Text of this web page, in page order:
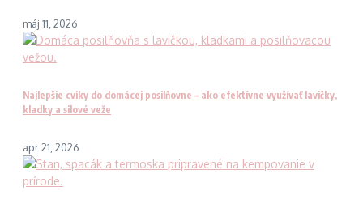
máj 11, 2026
Najlepšie cviky do domácej posilňovne – ako efektívne využívať lavičky,
kladky a silové veže
apr 21, 2026